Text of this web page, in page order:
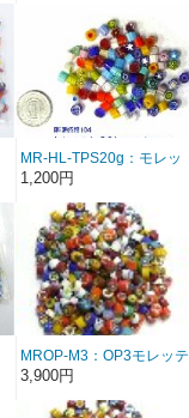
MR-HL-TPS20g：モレッ
ティ・ミルフィオリミッ
クス 透明小 5-6mm 20g
1,200円
MROP-M3：OP3モレッテ
ィ・ミルフィオリミック
100g/袋
3,900円